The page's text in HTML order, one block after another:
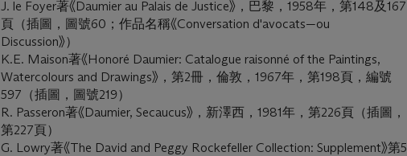
J. le Foyer著《Daumier au Palais de Justice》，巴黎，1958年，第148及167
頁（插圖，圖號60；作品名稱《Conversation d'avocats—ou
Discussion》）
K.E. Maison著《Honoré Daumier: Catalogue raisonné of the Paintings,
Watercolours and Drawings》，第2冊，倫敦，1967年，第198頁，編號
597（插圖，圖號219）
R. Passeron著《Daumier, Secaucus》，新澤西，1981年，第226頁（插圖，
第227頁）
G. Lowry著《The David and Peggy Rockefeller Collection: Supplement》第5